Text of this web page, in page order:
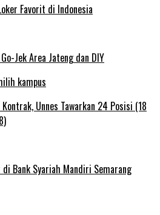
Favorit di Indonesia
Jek Area Jateng dan DIY
Unnes Tawarkan 24 Posisi (18
di Bank Syariah Mandiri Semarang